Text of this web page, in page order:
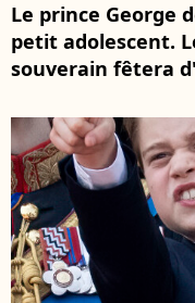
Le prince George
petit adolescent.
souverain fêtera